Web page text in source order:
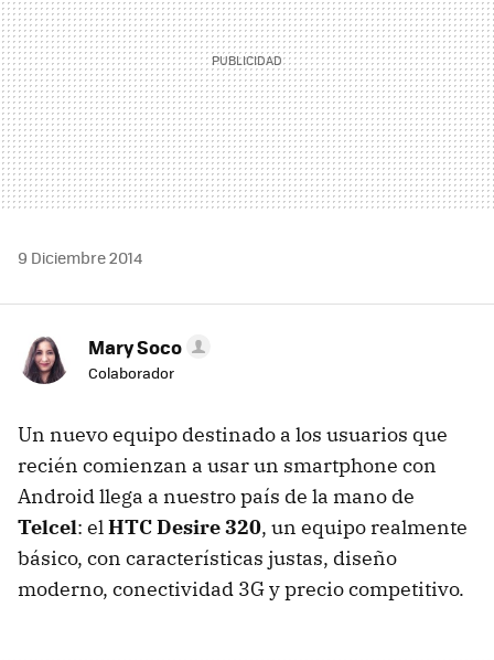
9 Diciembre 2014
Mary Soco
Colaborador
Un nuevo equipo destinado a los usuarios que
recién comienzan a usar un smartphone con
Android llega a nuestro país de la mano de
Telcel: elHTC Desire 320, un equipo realmente
básico, con características justas, diseño
moderno, conectividad 3G y precio competitivo.